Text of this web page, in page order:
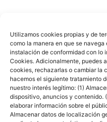
Utilizamos cookies propias y de
como la manera en que se
instalación de conformidad con lo
Cookies. Adicionalmente, puedes
cookies, rechazarlas o cambiar la
hacemos el siguiente tratamiento
nuestro interés legítimo: (1)
dispositivo, anuncios y contenido.
elaborar información sobre el
Almacenar datos de localización
Cocinas Santos